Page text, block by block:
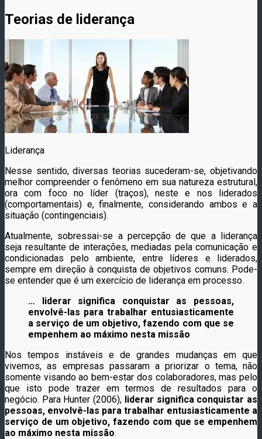
Teorias de liderança
Liderança
Nesse sentido, diversas teorias sucederam-se, objetivando
melhor compreender o fenômeno em sua natureza estrutural,
ora com foco no líder (traços), neste e nos liderados
(comportamentais) e, finalmente, considerando ambos e a
situação (contingenciais).
Atualmente, sobressai-se a percepção de que a liderança
seja resultante de interações, mediadas pela comunicação e
condicionadas pelo ambiente, entre líderes e liderados,
sempre em direção à conquista de objetivos comuns. Pode-
se entender que é um exercício de liderança em processo.
… liderar significa conquistar as pessoas,
envolvê-las para trabalhar entusiasticamente
a serviço de um objetivo, fazendo com que se
empenhem ao máximo nesta missão
Nos tempos instáveis e de grandes mudanças em que
vivemos, as empresas passaram a priorizar o tema, não
somente visando ao bem-estar dos colaboradores, mas pelo
que isto pode trazer em termos de resultados para o
negócio. Para Hunter (2006), liderar significa conquistar as
pessoas, envolvê-las para trabalhar entusiasticamente a
serviço de um objetivo, fazendo com que se empenhem
ao máximo nesta missão.